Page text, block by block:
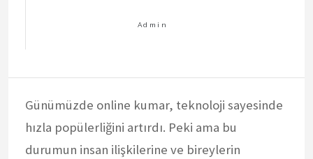
Günümüzde online kumar, teknoloji sayesinde
hızla popülerliğini artırdı. Peki ama bu
durumun insan ilişkilerine ve bireylerin